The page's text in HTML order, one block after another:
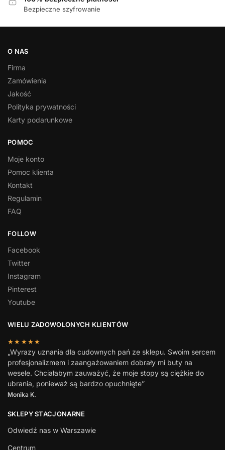
Bezpieczne szyfrowanie
O NAS
Firma
Zamówienia
Jakość
Polityka prywatności
Karty podarunkowe
POMOC
Moje konto
Pomoc klienta
Kontakt
Regulamin
FAQ
FOLLOW
Facebook
Twitter
Instagram
Pinterest
Youtube
WIELU ZADOWOLONYCH KLIENTÓW
★★★★★
„Wyrazy uznania dla cudownych pań ze sklepu. Swoim sercem
profesjonalizmem i zaangażowaniem dobrały mi buty na
wesele. Chciałabym zauważyć, że moje stopy są ciężkie do
ubrania, ponieważ są bardzo opuchnięte”
Monika K.
SKLEPY STACJONARNE
Odwiedź nas w Warszawie
Centrum